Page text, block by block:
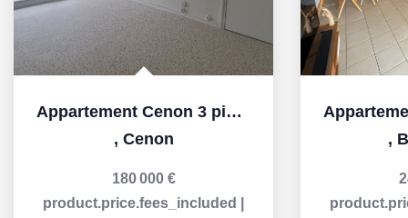
Appartement Cenon 3 pièces
, Cenon
180 000 €
product.price.fees_included
,